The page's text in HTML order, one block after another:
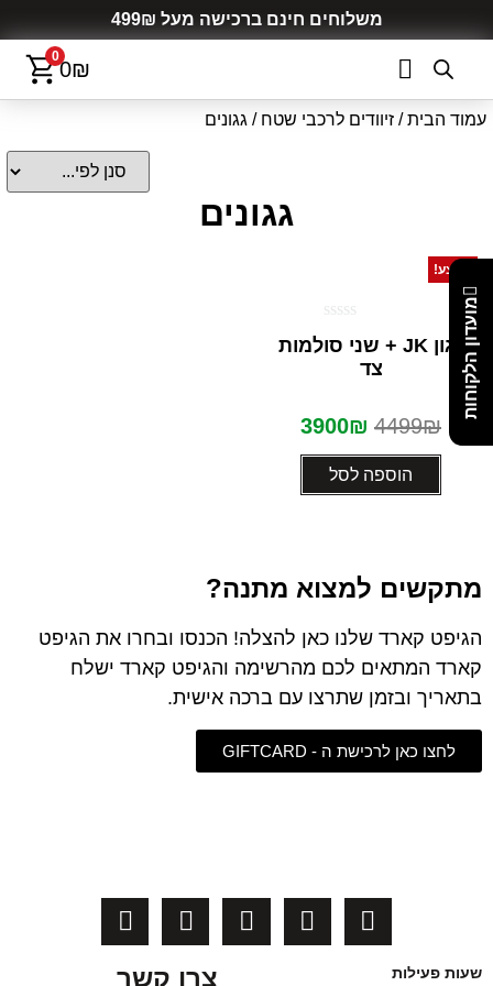
משלוחים חינם ברכישה מעל 499₪
0
0₪
מועדון הלקוחות
עמוד הבית/ זיוודים לרכבי שטח/ גגונים
גגונים
מבצע!
גגון JK + שני סולמות
צד
4499₪
3900₪
הוספה לסל
דורג
0
מתקשים למצוא מתנה?
הגיפט קארד שלנו כאן להצלה! הכנסו ובחרו את הגיפט
קארד המתאים לכם מהרשימה והגיפט קארד ישלח
בתאריך ובזמן שתרצו עם ברכה אישית.
לחצו כאן לרכישת ה - GIFTCARD
שעות פעילות צרו קשר